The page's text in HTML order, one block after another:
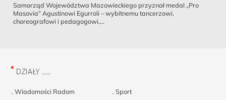
Samorząd Województwa Mazowieckiego przyznał medal „Pro
Masovia” Agustinowi Egurroli – wybitnemu tancerzowi,
choreografowi i pedagogowi,...
DZIAŁY
Wiadomości Radom
Sport